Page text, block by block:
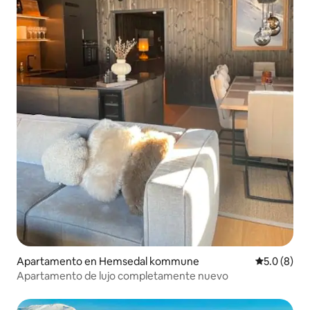
Apartamento en Hemsedal kommune
5.0 (8)
Apartamento de lujo completamente nuevo